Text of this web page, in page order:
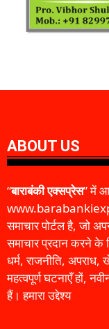
ABOUT US
“बाराबंकी एक्सप्रेस” में
समाचार पोर्टल है, जो
समाचार प्रदान करने के
धर्म, राजनीति,
महत्वपूर्ण घटनाएँ हों,
हैं। हमारा उद्देश्य